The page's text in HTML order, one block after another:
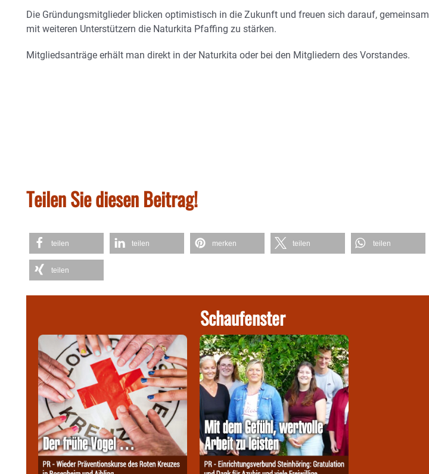
Die Gründungsmitglieder blicken optimistisch in die Zukunft und freuen sich darauf, gemeinsam
mit weiteren Unterstützern die Naturkita Pfaffing zu stärken.
Mitgliedsanträge erhält man direkt in der Naturkita oder bei den Mitgliedern des Vorstandes.
Teilen Sie diesen Beitrag!
teilen teilen merken teilen teilen
teilen
Schaufenster